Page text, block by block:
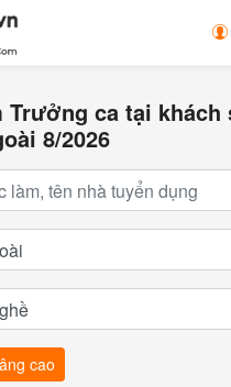
Trưởng ca tại khách
8/2026
cao